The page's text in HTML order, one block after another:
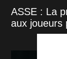
ASSE : La
aux joueurs